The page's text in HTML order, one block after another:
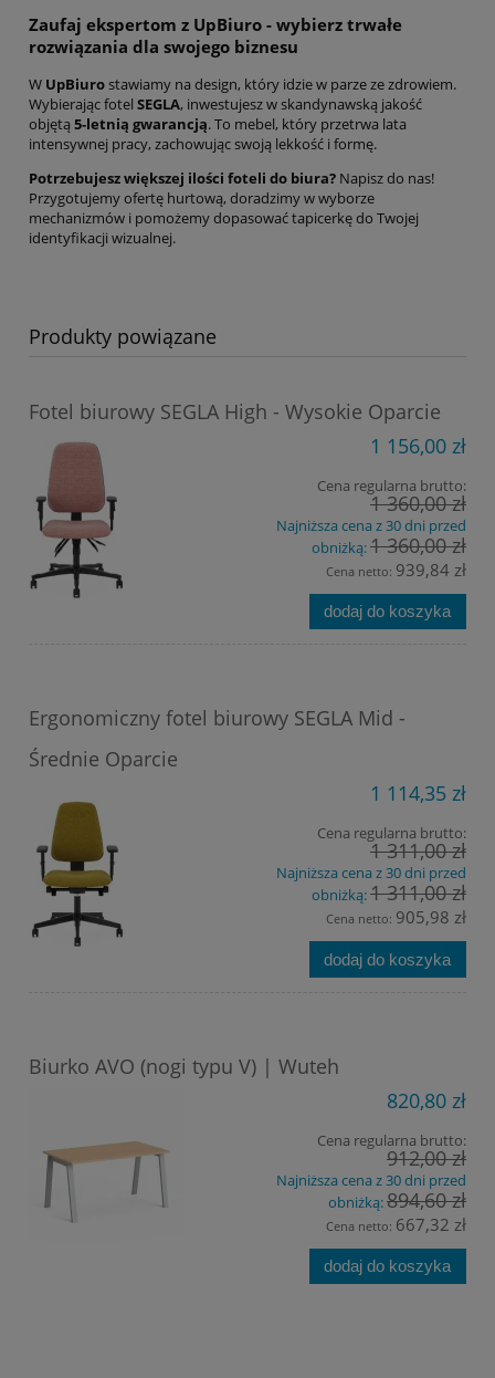
Zaufaj ekspertom z UpBiuro - wybierz trwałe
rozwiązania dla swojego biznesu
W UpBiurostawiamy na design, który idzie w parze ze zdrowiem.
Wybierając fotel SEGLA, inwestujesz w skandynawską jakość
objętą 5-letnią gwarancją. To mebel, który przetrwa lata
intensywnej pracy, zachowując swoją lekkość i formę.
Potrzebujesz większej ilości foteli do biura? Napisz do nas!
Przygotujemy ofertę hurtową, doradzimy w wyborze
mechanizmów i pomożemy dopasować tapicerkę do Twojej
identyfikacji wizualnej.
Produkty powiązane
Fotel biurowy SEGLA High - Wysokie Oparcie
1 156,00 zł
Cena regularna brutto:
1 360,00 zł
Najniższa cena z 30 dni przed
obniżką:1 360,00 zł
Cena netto: 939,84 zł
dodaj do koszyka
Ergonomiczny fotel biurowy SEGLA Mid -
Średnie Oparcie
1 114,35 zł
Cena regularna brutto:
1 311,00 zł
Najniższa cena z 30 dni przed
obniżką:1 311,00 zł
Cena netto: 905,98 zł
dodaj do koszyka
Biurko AVO (nogi typu V) | Wuteh
820,80 zł
Cena regularna brutto:
912,00 zł
Najniższa cena z 30 dni przed
obniżką:894,60 zł
Cena netto: 667,32 zł
dodaj do koszyka